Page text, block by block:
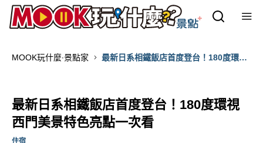
MOOK玩什麼‧景點家
最新日系相鐵飯店首度登台！180度環視
最新日系相鐵飯店首度登台！180度環視
西門美景特色亮點一次看
住宿